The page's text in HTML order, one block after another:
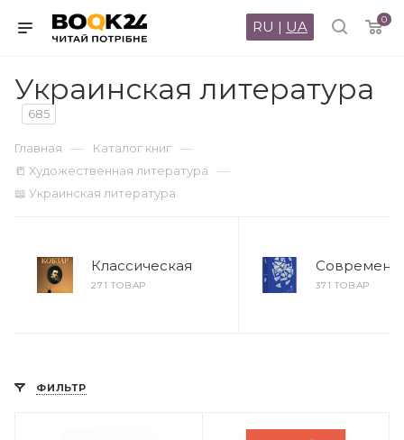
0
RU | UA
Украинская литература
685
Главная — Каталог книг —
📒 Художественная литература —
📖 Украинская литература
Классическая
271 ТОВАР 371 ТОВАР
ФИЛЬТР